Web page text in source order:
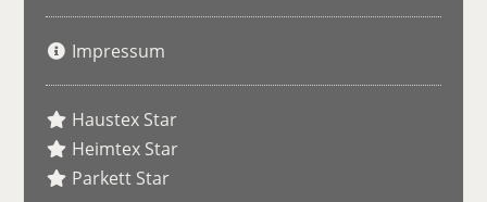
Impressum
Haustex Star
Heimtex Star
Parkett Star